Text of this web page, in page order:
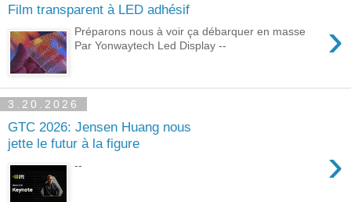
Film transparent à LED adhésif
›
Préparons nous à voir ça débarquer en masse
Par Yonwaytech Led Display --
3.20.2026
GTC 2026: Jensen Huang nous
jette le futur à la figure
›
--